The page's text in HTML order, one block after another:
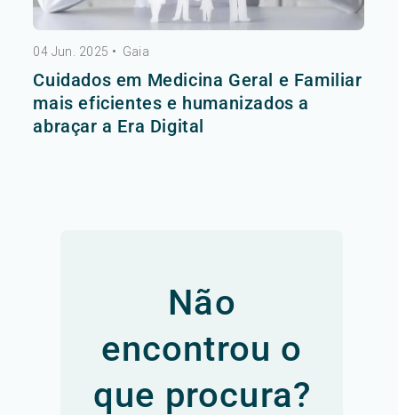
04 Jun. 2025 • Gaia
Cuidados em Medicina Geral e Familiar
mais eficientes e humanizados a
abraçar a Era Digital
Não
encontrou o
que procura?